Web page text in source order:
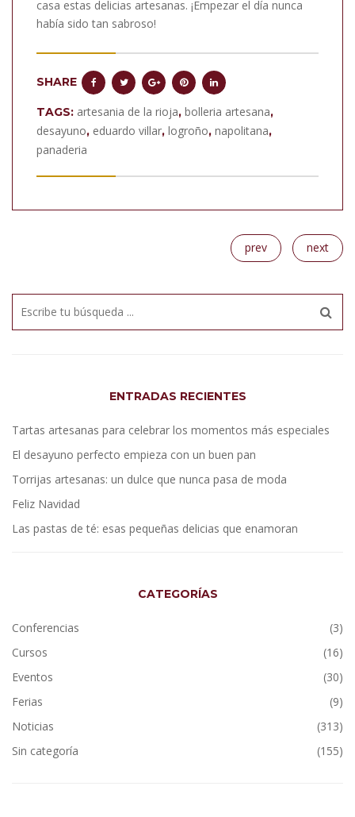
casa estas delicias artesanas. ¡Empezar el día nunca
había sido tan sabroso!
SHARE
TAGS: artesania de la rioja, bolleria artesana,
desayuno, eduardo villar, logroño, napolitana,
panaderia
prev next
ENTRADAS RECIENTES
Tartas artesanas para celebrar los momentos más especiales
El desayuno perfecto empieza con un buen pan
Torrijas artesanas: un dulce que nunca pasa de moda
Feliz Navidad
Las pastas de té: esas pequeñas delicias que enamoran
CATEGORÍAS
Conferencias
(3)
Cursos
(16)
Eventos
(30)
Ferias
(9)
Noticias
(313)
Sin categoría
(155)